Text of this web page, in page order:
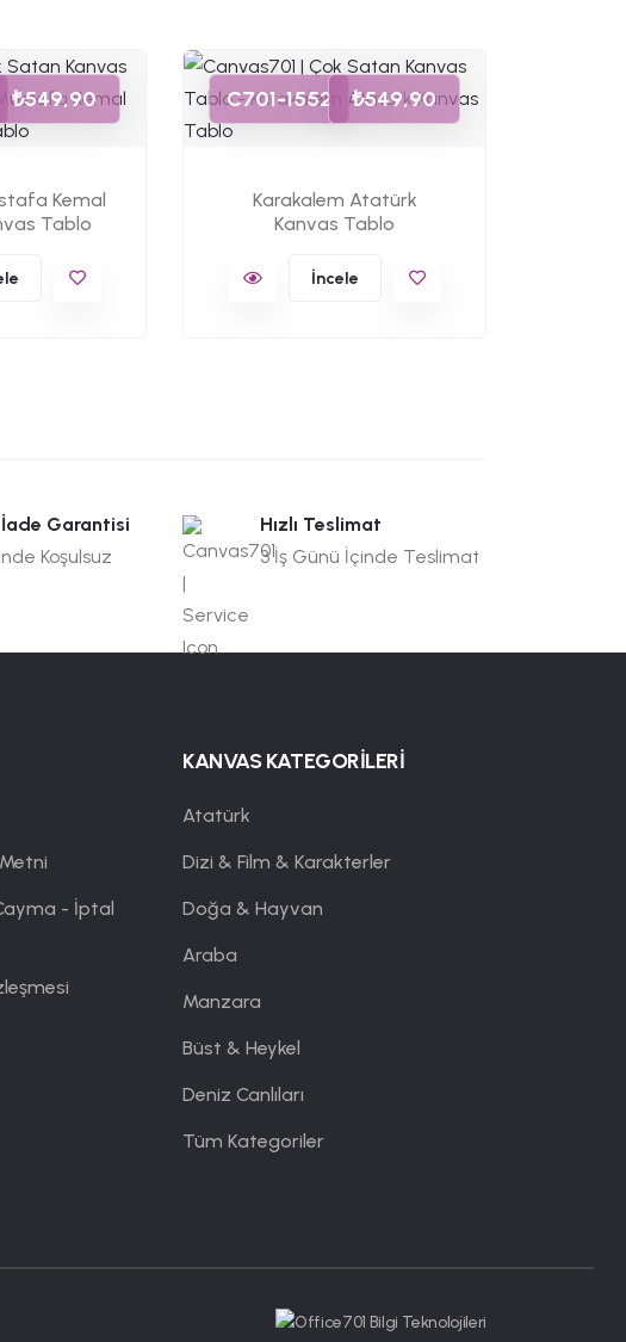
₺549,90
Kemal
Tablo
C701-1552 ₺549,90
Karakalem Atatürk
Kanvas Tablo
İncele
İade Garantisi
Koşulsuz
Hızlı Teslimat
3 İş Günü İçinde Teslimat
- İptal
KANVAS KATEGORİLERİ
Atatürk
Dizi & Film & Karakterler
Doğa & Hayvan
Araba
Manzara
Büst & Heykel
Deniz Canlıları
Tüm Kategoriler